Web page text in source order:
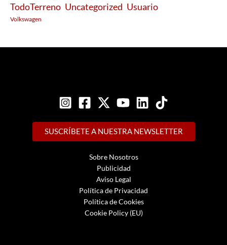
TodoTerreno Uncategorized Usuario
Volkswagen
SUSCRÍBETE A NUESTRA NEWSLETTER
Sobre Nosotros
Publicidad
Aviso Legal
Política de Privacidad
Política de Cookies
Cookie Policy (EU)